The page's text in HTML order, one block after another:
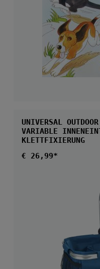
UNIVERSAL
VARIABLE
KLETTFIXIERUNG
Regulärer Preis:
€ 26,99*